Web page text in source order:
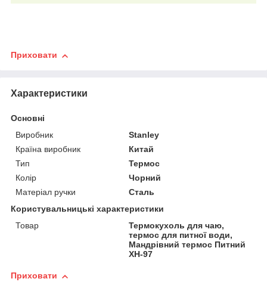
Приховати
Характеристики
Основні
Виробник
Stanley
Країна виробник
Китай
Тип
Термос
Колір
Чорний
Матеріал ручки
Сталь
Користувальницькі характеристики
Товар
Термокухоль для чаю,
термос для питної води,
Мандрівний термос Питний
XH-97
Приховати